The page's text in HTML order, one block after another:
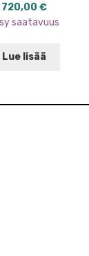
720,00€
saatavuus
Lue lisää